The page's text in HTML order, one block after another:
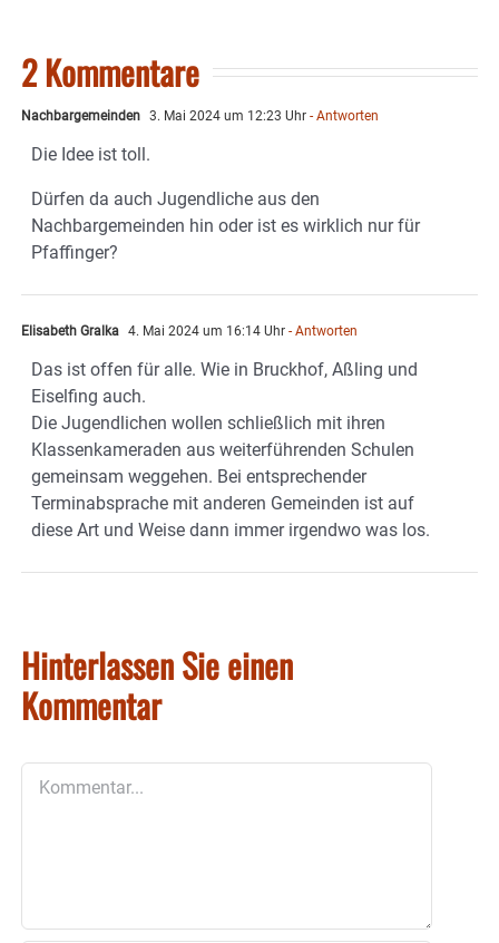
2 Kommentare
Nachbargemeinden 3. Mai 2024 um 12:23 Uhr - Antworten
Die Idee ist toll.
Dürfen da auch Jugendliche aus den
Nachbargemeinden hin oder ist es wirklich nur für
Pfaffinger?
Elisabeth Gralka 4. Mai 2024 um 16:14 Uhr - Antworten
Das ist offen für alle. Wie in Bruckhof, Aßling und
Eiselfing auch.
Die Jugendlichen wollen schließlich mit ihren
Klassenkameraden aus weiterführenden Schulen
gemeinsam weggehen. Bei entsprechender
Terminabsprache mit anderen Gemeinden ist auf
diese Art und Weise dann immer irgendwo was los.
Hinterlassen Sie einen
Kommentar